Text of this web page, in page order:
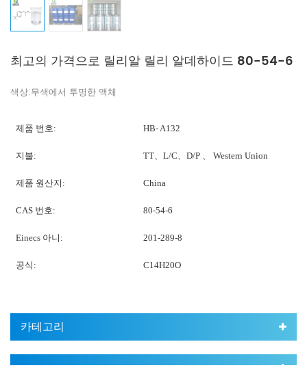
최고의 가격으로 릴리알 릴리 알데하이드 80-54-6
색상:무색에서 투명한 액체
제품 번호: HB- A132
지불: TT、L/C、D/P 、 Western Union
제품 원산지: China
CAS 번호: 80-54-6
Einecs 아니: 201-289-8
공식: C14H20O
카테고리